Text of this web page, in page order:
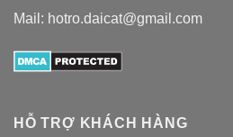
Mail: hotro.daicat@gmail.com
HỖ TRỢ KHÁCH HÀNG